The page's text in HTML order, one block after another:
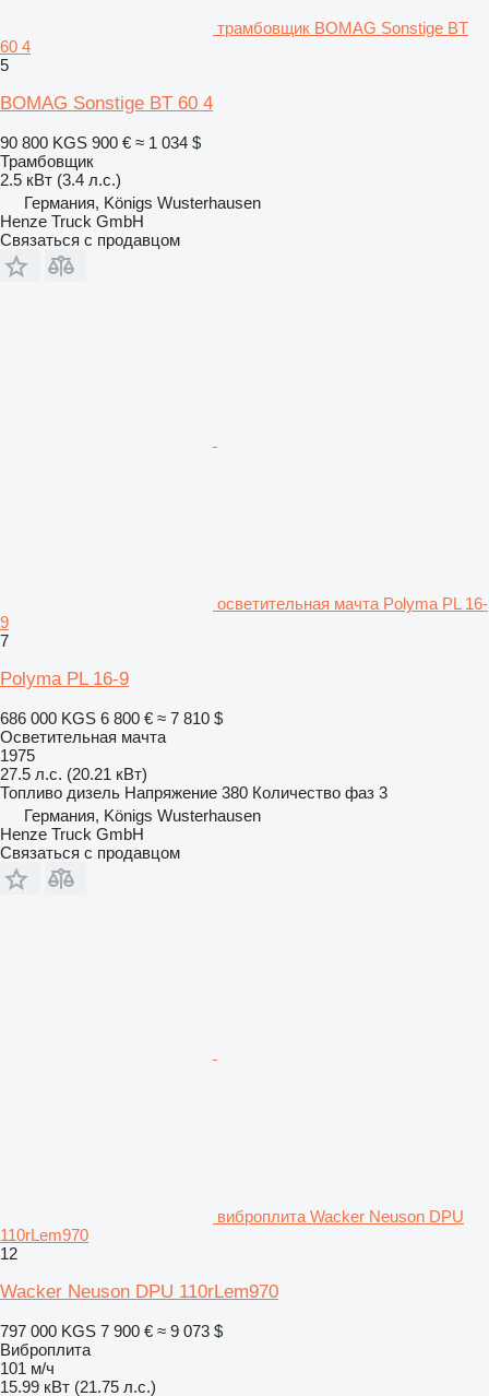
трамбовщик BOMAG Sonstige BT
60 4
5
BOMAG Sonstige BT 60 4
90 800 KGS 900 € ≈ 1 034 $
Трамбовщик
2.5 кВт (3.4 л.с.)
Германия, Königs Wusterhausen
Henze Truck GmbH
Связаться с продавцом
осветительная мачта Polyma PL 16-
9
7
Polyma PL 16-9
686 000 KGS 6 800 € ≈ 7 810 $
Осветительная мачта
1975
27.5 л.с. (20.21 кВт)
Топливо дизель Напряжение 380 Количество фаз 3
Германия, Königs Wusterhausen
Henze Truck GmbH
Связаться с продавцом
виброплита Wacker Neuson DPU
110rLem970
12
Wacker Neuson DPU 110rLem970
797 000 KGS 7 900 € ≈ 9 073 $
Виброплита
101 м/ч
15.99 кВт (21.75 л.с.)